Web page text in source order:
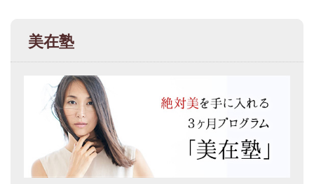
美在塾